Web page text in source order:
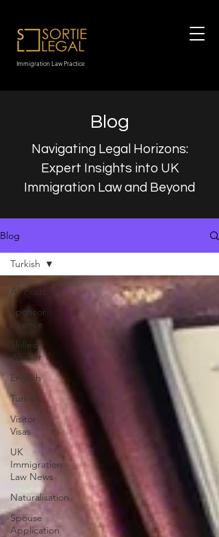
Immigration Law Practice
Blog
Navigating Legal Horizons:
Expert Insights into UK
Immigration Law and Beyond
Blog
All Posts
Sponsor
Licence
Skilled
Worker
English
Turkish
Visitor
Visas
UK
Immigration
Law News
Naturalisation
Spouse
Application
Turkish